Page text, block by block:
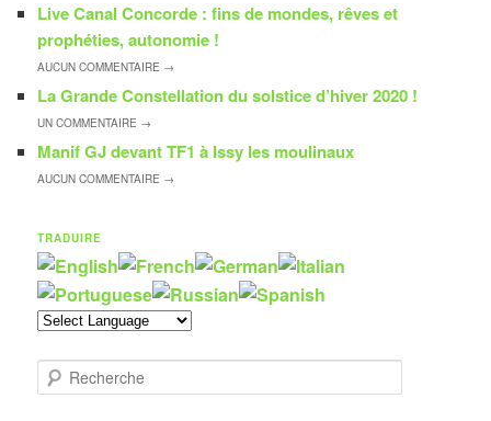
Live Canal Concorde : fins de mondes, rêves et
prophéties, autonomie !
AUCUNCOMMENTAIRE →
La Grande Constellation du solstice d’hiver 2020 !
UNCOMMENTAIRE →
Manif GJ devant TF1 à Issy les moulinaux
AUCUNCOMMENTAIRE →
TRADUIRE
e